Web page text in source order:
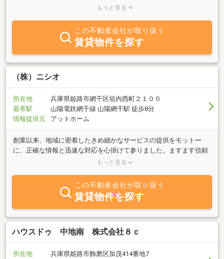
どもは、どんなご事情にも対応できるよう売却・購入・相続・買
す。満足のいく売買は満足いく担当者に巡り会うことか
ら・・・！ トップ住宅販売ではお客様の為に全力でお手伝いさせ
ていただきます。ぜひ一度、お声かけ下さい。
もっと見る
この不動産会社が取り扱う
賃貸物件を探す
（株）ニシオ
所在地
兵庫県姫路市網干区垣内西町２１００
最寄駅
山陽電鉄網干線 山陽網干駅 徒歩8分
情報提供元
アットホーム
創業以来、地域に密着したきめ細かなサービスの提供をモットー
に、正確な情報と迅速な対応を心掛けて参りました。ますます信頼
され、親しまれる業者を目指し、努力したく存じますので今後共よ
もっと見る
この不動産会社が取り扱う
賃貸物件を探す
ハウスドゥ 中地南 株式会社８ｃ
所在地
兵庫県姫路市飾磨区加茂414番地7